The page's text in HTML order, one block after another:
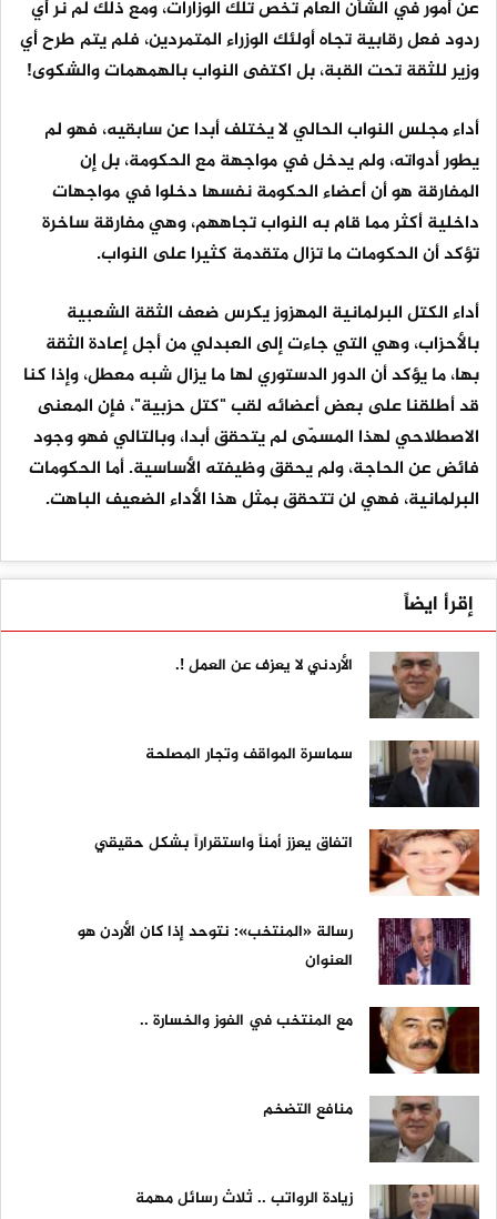
عن أمور في الشأن العام تخص تلك الوزارات، ومع ذلك لم نرَ أي
ردود فعل رقابية تجاه أولئك الوزراء المتمردين، فلم يتم طرح أي
وزير للثقة تحت القبة، بل اكتفى النواب بالهمهمات والشكوى!
أداء مجلس النواب الحالي لا يختلف أبدا عن سابقيه، فهو لم
يطور أدواته، ولم يدخل في مواجهة مع الحكومة، بل إن
المفارقة هو أن أعضاء الحكومة نفسها دخلوا في مواجهات
داخلية أكثر مما قام به النواب تجاههم، وهي مفارقة ساخرة
تؤكد أن الحكومات ما تزال متقدمة كثيرا على النواب.
أداء الكتل البرلمانية المهزوز يكرس ضعف الثقة الشعبية
بالأحزاب، وهي التي جاءت إلى العبدلي من أجل إعادة الثقة
بها، ما يؤكد أن الدور الدستوري لها ما يزال شبه معطل، وإذا كنا
قد أطلقنا على بعض أعضائه لقب "كتل حزبية"، فإن المعنى
الاصطلاحي لهذا المسمّى لم يتحقق أبدا، وبالتالي فهو وجود
فائض عن الحاجة، ولم يحقق وظيفته الأساسية. أما الحكومات
البرلمانية، فهي لن تتحقق بمثل هذا الأداء الضعيف الباهت.
إقرأ ايضاً
الأردني لا يعزف عن العمل !.
سماسرة المواقف وتجار المصلحة
اتفاق يعزز أمناً واستقراراً بشكل حقيقي
رسالة «المنتخب»: نتوحد إذا كان الأردن هو
العنوان
مع المنتخب في الفوز والخسارة ..
منافع التضخم
زيادة الرواتب .. ثلاث رسائل مهمة